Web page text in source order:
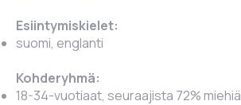
Esiintymiskielet:
suomi, englanti
Kohderyhmä:
18-34-vuotiaat, seuraajista 72%